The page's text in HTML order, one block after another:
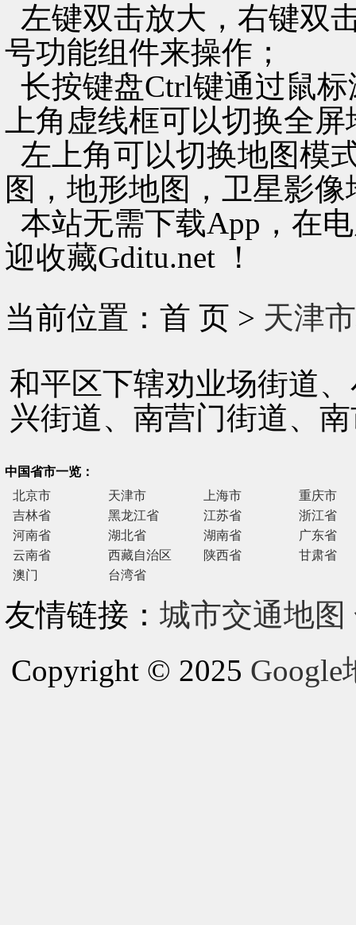
左键双击放大，右键双
号功能组件来操作；
长按键盘Ctrl键通过鼠
上角虚线框可以切换全
左上角可以切换地图模
图，地形地图，卫星影像
本站无需下载App，在
迎收藏Gditu.net ！
当前位置：首 页 > 天津
和平区下辖劝业场街道
兴街道、南营门街道、
中国省市一览：
北京市
天津市 上海市
重庆市
吉林省
黑龙江省 江苏省
浙江省
河南省
湖北省 湖南省
广东省
云南省
西藏自治区 陕西省
甘肃省
澳门
台湾省
友情链接： 城市交通地图
Copyright © 2025 Google